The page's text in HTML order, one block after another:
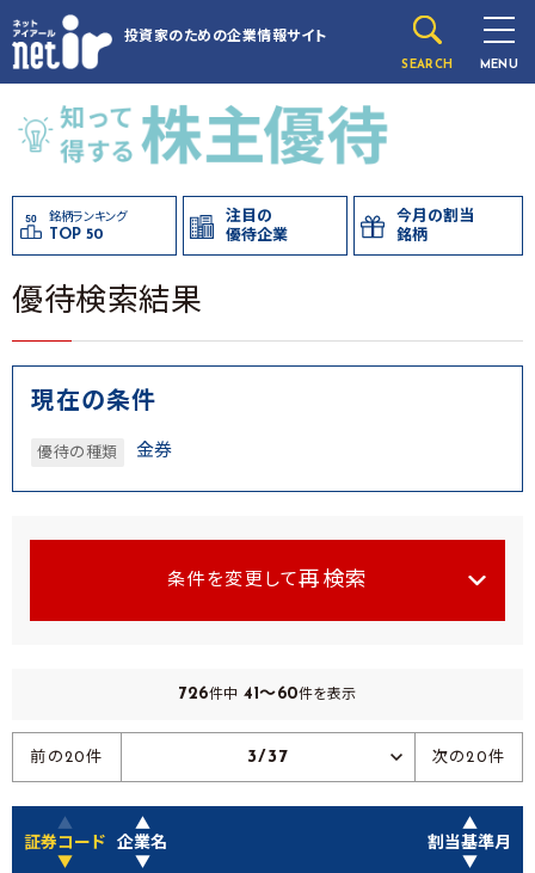
投資家のための企業情報サイト
SEARCH MENU
銘柄ランキング
TOP 50
注目の
優待企業
今月の割当
銘柄
優待検索結果
現在の条件
優待の種類 金券
条件を変更して 再検索
726件中41～60件を表示
前の20件 3/37 次の20件
▲
証券コード
▼
▲
企業名
▼
▲
割当基準月
▼